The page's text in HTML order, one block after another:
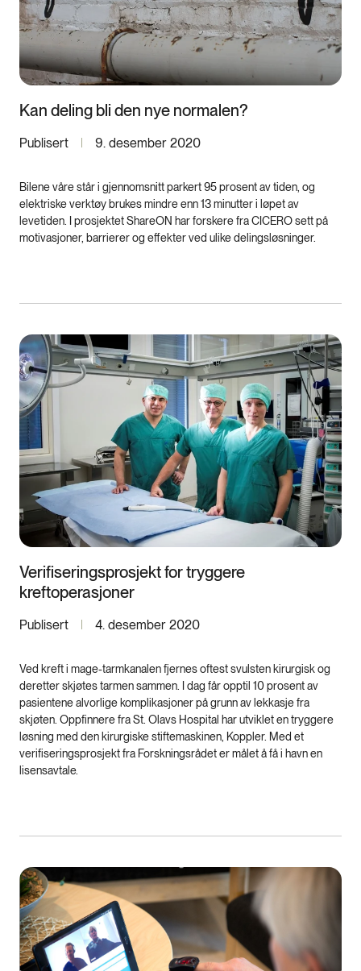
Kan deling bli den nye normalen?
Bilene våre står i gjennomsnitt parkert 95 prosent av tiden, og
elektriske verktøy brukes mindre enn 13 minutter i løpet av
levetiden. I prosjektet ShareON har forskere fra CICERO sett på
motivasjoner, barrierer og effekter ved ulike delingsløsninger.
Publisert 9. desember 2020
Verifiseringsprosjekt for tryggere
kreftoperasjoner
Ved kreft i mage-tarmkanalen fjernes oftest svulsten kirurgisk og
deretter skjøtes tarmen sammen. I dag får opptil 10 prosent av
pasientene alvorlige komplikasjoner på grunn av lekkasje fra
skjøten. Oppfinnere fra St. Olavs Hospital har utviklet en tryggere
løsning med den kirurgiske stiftemaskinen, Koppler. Med et
verifiseringsprosjekt fra Forskningsrådet er målet å få i havn en
lisensavtale.
Publisert 4. desember 2020